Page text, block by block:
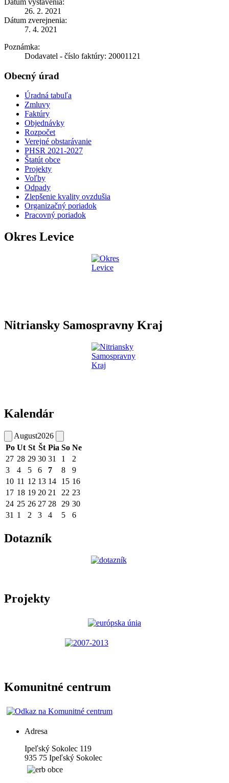
26. 2. 2021
Dátum zverejnenia:
7. 4. 2021
Poznámka:
Dodavatel - číslo faktúry: 20001121
Obecný úrad
Úradná tabuľa
Zmluvy
Faktúry
Objednávky
Rozpočet
Verejné obstarávanie
PHSR 2021-2027
Štatút obce
Projekty
Voľby
Odpady
Zlepšenie kvality ovzdušia
Organizačný poriadok
Pracovný poriadok
Okres Levice
Nitriansky Samospravny Kraj
Kalendár
August2026
Po Ut St Št Pia So Ne
27 28 29 30 31 1
2
3
4 5 6 7 8
9
10 11 12 13 14 15 16
17 18 19 20 21 22 23
24 25 26 27 28 29 30
31 1 2 3 4 5 6
Dotazník
Projekty
Komunitné centrum
Adresa
Ipeľský Sokolec 119
935 75 Ipeľský Sokolec